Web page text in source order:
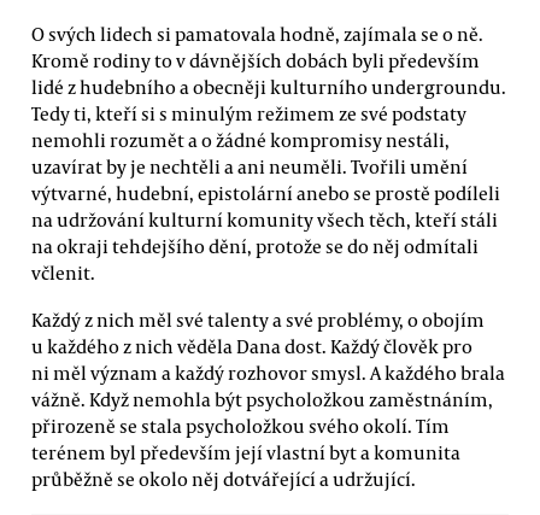
O svých lidech si pamatovala hodně, zajímala se o ně.
Kromě rodiny to v dávnějších dobách byli především
lidé z hudebního a obecněji kulturního undergroundu.
Tedy ti, kteří si s minulým režimem ze své podstaty
nemohli rozumět a o žádné kompromisy nestáli,
uzavírat by je nechtěli a ani neuměli. Tvořili umění
výtvarné, hudební, epistolární anebo se prostě podíleli
na udržování kulturní komunity všech těch, kteří stáli
na okraji tehdejšího dění, protože se do něj odmítali
včlenit.
Každý z nich měl své talenty a své problémy, o obojím
u každého z nich věděla Dana dost. Každý člověk pro
ni měl význam a každý rozhovor smysl. A každého brala
vážně. Když nemohla být psycholožkou zaměstnáním,
přirozeně se stala psycholožkou svého okolí. Tím
terénem byl především její vlastní byt a komunita
průběžně se okolo něj dotvářející a udržující.